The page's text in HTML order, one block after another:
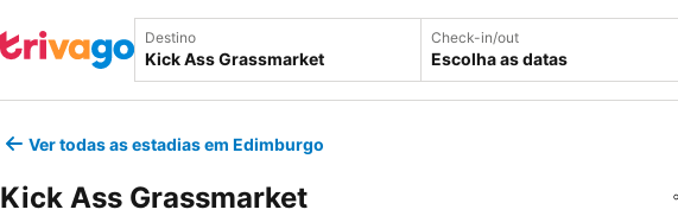
Destino Check-in/out
Escolha as datas
Ver todas as estadias em Edimburgo
Kick Ass Grassmarket